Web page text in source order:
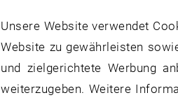
Unsere Website verwendet
Website zu gewährleisten
und zielgerichtete Werbung
weiterzugeben. Weitere